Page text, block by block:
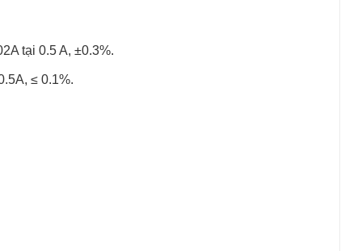
tại 0.5 A, ±0.3%.
≤ 0.1%.